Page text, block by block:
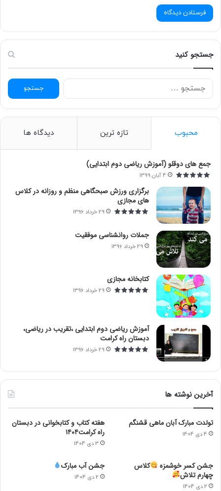
جستجو کنید
ج
س
ج
محبوب تازه ترین دیدگاه ها
جمع های دوقلو (آموزش ریاضی دوم ابتدایی)
4 آبان 1399
برگزاری ورزش صبحگاهی منظم و روزانه در کلاس
های مجازی
29 خرداد 1396
جملات روانشناسی موفقیت
29 خرداد 1396
کتابخانه مجازی
29 خرداد 1396
آموزش ریاضی دوم ابتدایی ،تقریب در ریاضی،
دبستان راه کرامت
29 خرداد 1396
آخرین نوشته ها
تولدت مبارک آبان ماهی قشنگم
4 دی 1404
هفته کتاب و کتابخوانی در دبستان
راه کرامت۱۴۰۴
3 دی 1404
جشن کسر خوشمزه
کلاس
چهارم تلاش
2 دی 1404
جشن آب مبارک
2 دی 1404